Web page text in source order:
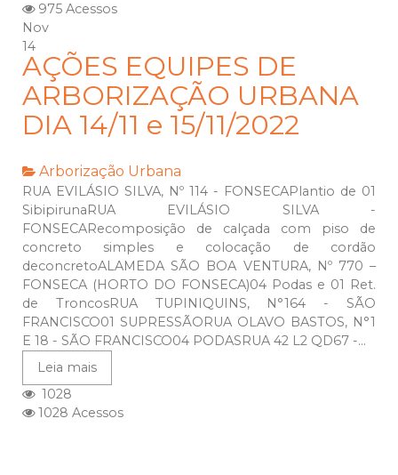
975 Acessos
Nov
14
AÇÕES EQUIPES DE
ARBORIZAÇÃO URBANA
DIA 14/11 e 15/11/2022
Arborização Urbana
RUA EVILÁSIO SILVA, Nº 114 - FONSECAPlantio de 01
SibipirunaRUA EVILÁSIO SILVA -
FONSECARecomposição de calçada com piso de
concreto simples e colocação de cordão
deconcretoALAMEDA SÃO BOA VENTURA, Nº 770 –
FONSECA (HORTO DO FONSECA)04 Podas e 01 Ret.
de TroncosRUA TUPINIQUINS, N°164 - SÃO
FRANCISCO01 SUPRESSÃORUA OLAVO BASTOS, N°1
E 18 - SÃO FRANCISCO04 PODASRUA 42 L2 QD67 -...
Leia mais
1028
1028 Acessos